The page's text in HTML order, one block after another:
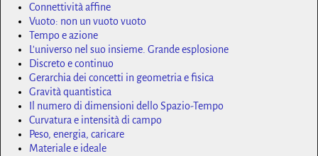
Connettività affine
Vuoto: non un vuoto vuoto
Tempo e azione
L'universo nel suo insieme. Grande esplosione
Discreto e continuo
Gerarchia dei concetti in geometria e fisica
Gravità quantistica
Il numero di dimensioni dello Spazio-Tempo
Curvatura e intensità di campo
Peso, energia, caricare
Materiale e ideale